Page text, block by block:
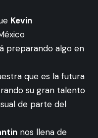
Kevin
preparando algo en
que es la futura
su gran talento
de parte del
nos llena de